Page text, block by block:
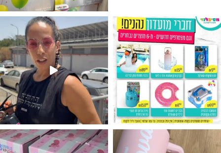
מין העובר רק במסיבלנד !! קיים
מטף לגילוי מין העובר חזר למלא